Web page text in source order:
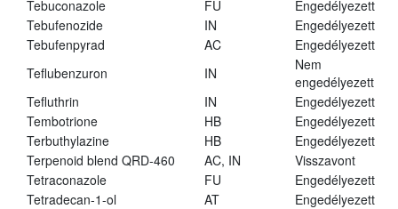
Tebuconazole
FU
Engedélyezett
Tebufenozide
IN
Engedélyezett
Tebufenpyrad
AC
Engedélyezett
Teflubenzuron
IN
Nem
engedélyezett
Tefluthrin
IN
Engedélyezett
Tembotrione
HB
Engedélyezett
Terbuthylazine
HB
Engedélyezett
Terpenoid blend QRD-460
AC, IN
Visszavont
Tetraconazole
FU
Engedélyezett
Tetradecan-1-ol
AT
Engedélyezett